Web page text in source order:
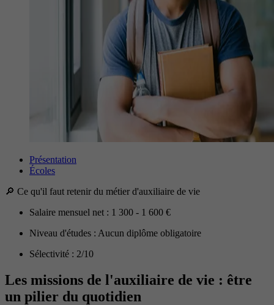
Présentation
Écoles
🔎 Ce qu'il faut retenir du métier d'auxiliaire de vie
Salaire mensuel net : 1 300 - 1 600 €
Niveau d'études : Aucun diplôme obligatoire
Sélectivité : 2/10
Les missions de l'auxiliaire de vie : être
un pilier du quotidien